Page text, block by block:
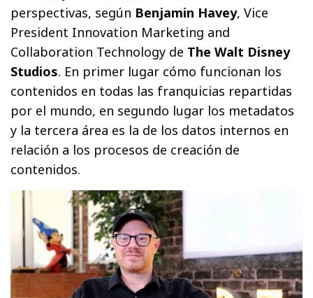
perspectivas, según Benjamin Havey, Vice
President Innovation Marketing and
Collaboration Technology de The Walt Disney
Studios. En primer lugar cómo funcionan los
contenidos en todas las franquicias repartidas
por el mundo, en segundo lugar los metadatos
y la tercera área es la de los datos internos en
relación a los procesos de creación de
contenidos.